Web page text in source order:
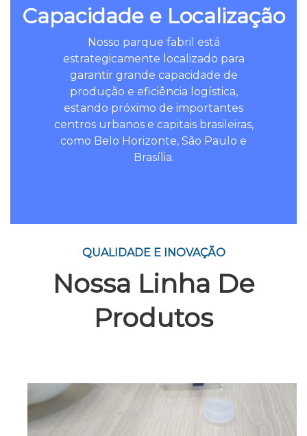
Capacidade e Localização
Nosso parque fabril está
estrategicamente localizado para
garantir grande capacidade de
produção e eficiência logística,
estando próximo de importantes
centros urbanos e capitais brasileiras,
como Belo Horizonte, São Paulo e
Brasília.
QUALIDADE E INOVAÇÃO
Nossa Linha De
Produtos